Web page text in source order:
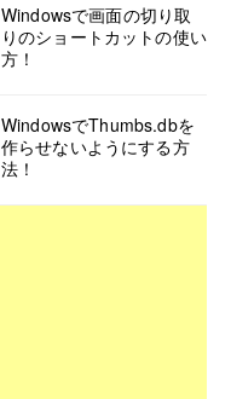
Windowsで画面の切り取
りのショートカットの使い
方！
WindowsでThumbs.dbを
作らせないようにする方
法！